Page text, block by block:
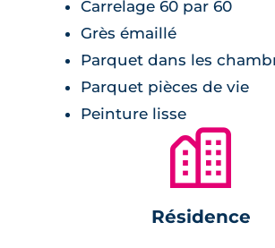
Carrelage 60 par 60
Grès émaillé
Parquet dans les
Parquet pièces de vie
Peinture lisse
🏙
Résidence